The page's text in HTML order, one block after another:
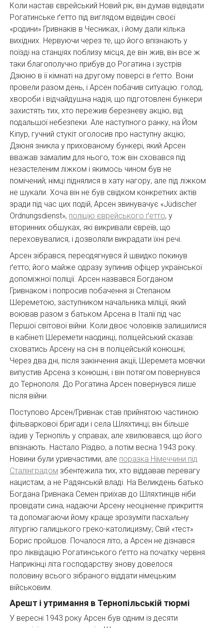
Коли настав єврейський Новий рік, він думав відвідати
Рогатинське ґетто під виглядом відвідин своєї
«родини» Гривнаків в Чесниках, і йому дали кілька
вихідних. Нервуючи через те, що його впізнають у
поїзді на станціях поблизу місця, де він жив, він все ж
таки благополучно прибув до Рогатина і зустрів
Дзюню в її кімнаті на другому поверсі в ґетто. Вони
провели разом день, і Арсен побачив ситуацію: голод,
хвороби і відчайдушна надія, що підготовлені бункери
захистять тих, хто пережив березневу акцію, від
подальшої небезпеки. Але наступного ранку, на Йом
Кіпур, гучний стукіт оголосив про наступну акцію;
Дзюня зникла у прихованому бункері, який Арсен
вважав замалим для нього, тож він сховався під
незастеленим ліжком і якимось чином був не
помічений; німці піднялися в хату нагору, але під ліжком
не шукали. Хоча він не був свідком конкретних актів
зради під час цих подій, Арсен звинувачує «Jüdischer
Ordnungsdienst», поліцію єврейського ґетто, у
вторинних обшуках, які викривали євреїв, що
переховувалися, і дозволяли викрадати їхні речі.
Арсен зібрався, переодягнувся й швидко покинув
ґетто; його майже одразу зупинив офіцер української
допоміжної поліції. Арсен назвався Богданом
Гривнаком і попросив побачення зі Степаном
Шереметою, заступником начальника міліції, який
воював разом з батьком Арсена в Італії під час
Першої світової війни. Коли двоє чоловіків залишилися
в кабінеті Шеремети наодинці, поліцейський сказав:
сховатись Арсену на сіні в поліцейській конюшні;
Через два дні, після закінчення акції, Шеремета мовчки
випустив Арсена з конюшні, і він потягом повернувся
до Тернополя. До Рогатина Арсен повернувся лише
після війни.
Поступово Арсен/Гривнак став прийнятою частиною
фільваркової бригади і села Шляхтинці; він більше
їздив у Тернопіль у справах, але хвилювався, що його
впізнають. Настало Різдво, а потім весна 1943 року.
Новини були уривчастими, але поразка Німеччини під
Сталінградом збентежила тих, хто віддавав перевагу
нацистам, а не Радянській владі. На Великдень батько
Богдана Гривнака Семен приїхав до Шляхтинців ніби
провідати сина, надаючи Арсену неоціненне прикриття
та допомагаючи йому краще зрозуміти пасхальну
літургію галицького греко-католицизму; Свій «тест»
Борис пройшов. Почалося літо, а Арсен не дізнався
про ліквідацію Рогатинського ґетто на початку червня.
Наприкінці літа господарству знову довелося
половину всього зібраного віддати німецьким
військовим.
Арешт і утримання в Тернопільській тюрмі
У вересні 1943 року Арсен був одним із десяти